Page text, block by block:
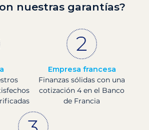
nuestras garantías?
Empresa francesa
Finanzas sólidas con una
cotización 4 en el Banco
de Francia